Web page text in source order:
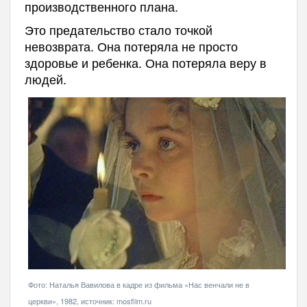
производственного плана.
Это предательство стало точкой
невозврата. Она потеряла не просто
здоровье и ребенка. Она потеряла веру в
людей.
Фото: Наталья Вавилова в кадре из фильма «Нас венчали не в
церкви», 1982, источник: mosfilm.ru